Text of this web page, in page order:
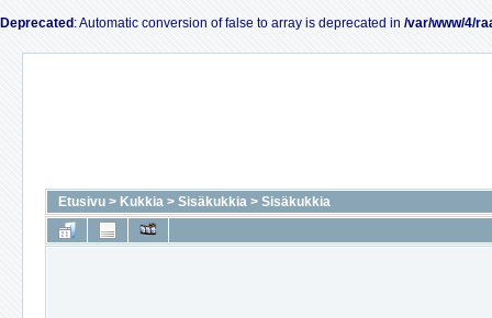
Deprecated : Automatic conversion of false to array is deprecated in /var/www/4/
Etusivu > Kukkia > Sisäkukkia > Sisäkukkia